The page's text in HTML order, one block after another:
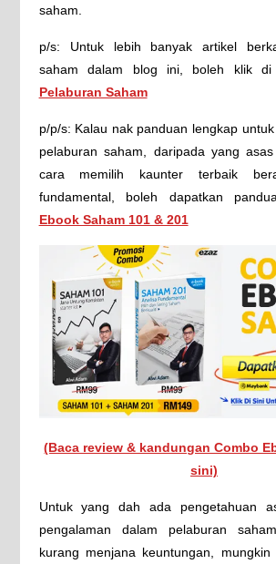
saham.
p/s: Untuk lebih banyak artikel
saham dalam blog ini, boleh klik
Pelaburan Saham
p/p/s: Kalau nak panduan lengkap
pelaburan saham, daripada yang
cara memilih kaunter terbaik
fundamental, boleh dapatkan
Ebook Saham 101 & 201
(Baca review & kandungan Combo
sini)
Untuk yang dah ada pengetahuan
pengalaman dalam pelaburan
kurang menjana keuntungan, mungkin